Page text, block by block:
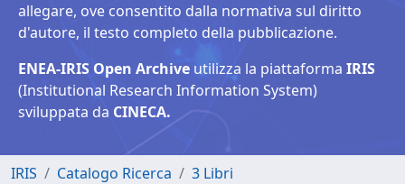
allegare, ove consentito dalla normativa sul diritto
d'autore, il testo completo della pubblicazione.
ENEA-IRIS Open Archive utilizza la piattaforma IRIS
(Institutional Research Information System)
sviluppata da CINECA.
IRIS Catalogo Ricerca
3 Libri